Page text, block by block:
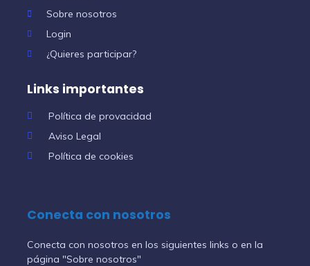
Sobre nosotros
Login
¿Quieres participar?
Links importantes
Política de provacidad
Aviso Legal
Política de cookies
Conecta con nosotros
Conecta con nosotros en los siguientes links o en la
página "Sobre nosotros"